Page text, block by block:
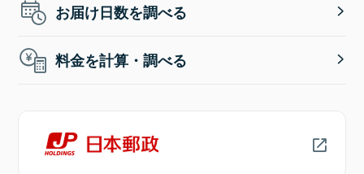
お届け日数を調べる
料金を計算・調べる